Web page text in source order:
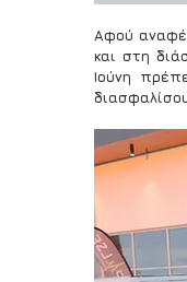
Αφού
και στη
Ιούνη